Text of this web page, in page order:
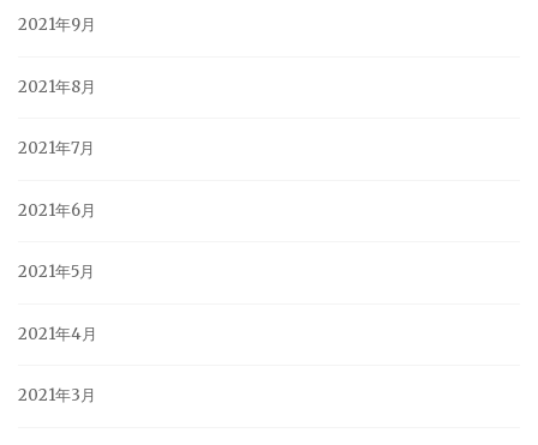
2021年9月
2021年8月
2021年7月
2021年6月
2021年5月
2021年4月
2021年3月